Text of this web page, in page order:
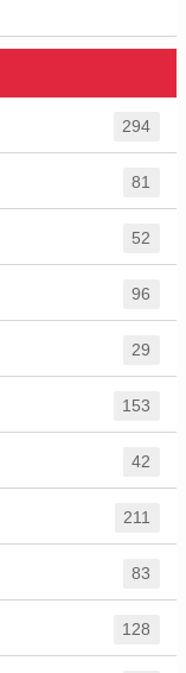
294
81
52
96
29
153
42
211
83
128